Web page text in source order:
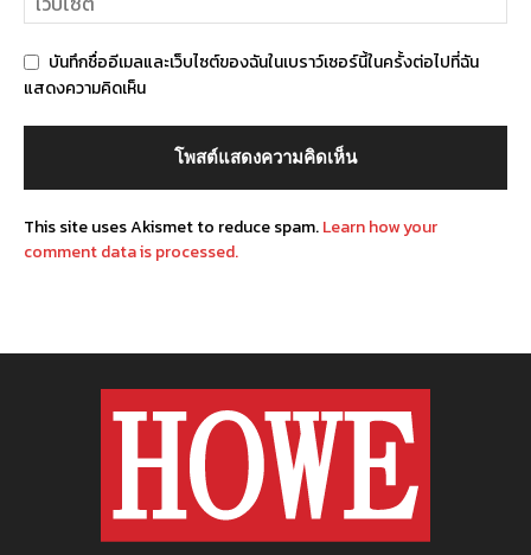
บันทึกชื่ออีเมลและเว็บไซต์ของฉันในเบราว์เซอร์นี้ในครั้งต่อไปที่ฉัน
แสดงความคิดเห็น
This site uses Akismet to reduce spam.Learn how your
comment data is processed.